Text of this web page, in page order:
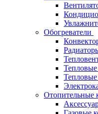
Обогреватели
Отопительные